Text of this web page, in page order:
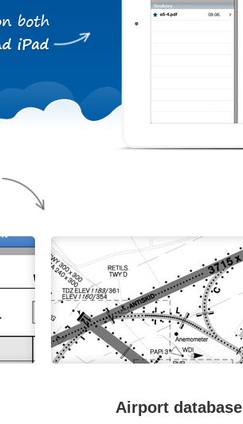
Airport database